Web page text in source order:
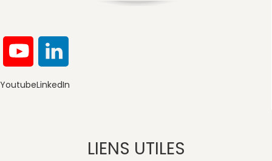
YoutubeLinkedIn
LIENS UTILES